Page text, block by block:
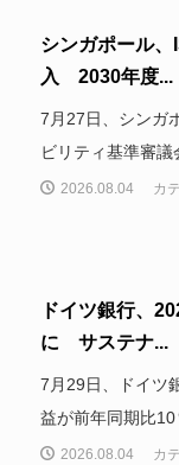
シンガポール
入 2030年度...
7月27日、シンガ
ビリティ基準審
2026.08.04 カ
ドイツ銀行、
に サステナ...
7月29日、ドイツ
益が前年同期比10
2026.08.04 カ